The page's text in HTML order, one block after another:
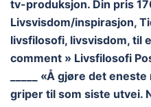
tv-produksjon. Din pris
Livsvisdom/inspirasjon,
livsfilosofi, livsvisdom, til
comment » Livsfilosofi
_____ «Å gjøre det
griper til som siste utvei.